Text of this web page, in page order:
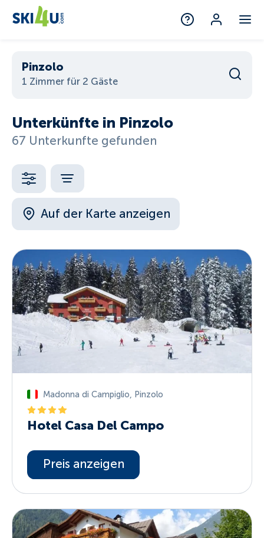
Pinzolo
1 Zimmer für 2 Gäste
Unterkünfte in Pinzolo
67 Unterkunfte gefunden
Auf der Karte anzeigen
Madonna di Campiglio Pinzolo
Hotel Casa Del Campo
Preis anzeigen